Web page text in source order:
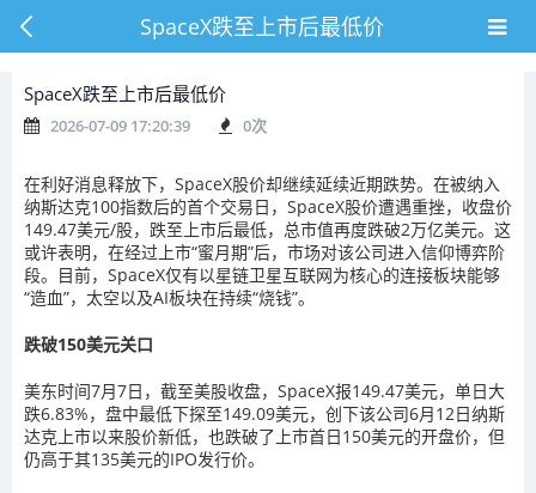
SpaceX跌至上市后最低价
SpaceX跌至上市后最低价
2026-07-09 17:20:39 0次
在利好消息释放下，SpaceX股价却继续延续近期跌势。在被纳入
纳斯达克100指数后的首个交易日，SpaceX股价遭遇重挫，收盘价
149.47美元/股，跌至上市后最低，总市值再度跌破2万亿美元。这
或许表明，在经过上市“蜜月期”后，市场对该公司进入信仰博弈阶
段。目前，SpaceX仅有以星链卫星互联网为核心的连接板块能够
“造血”，太空以及AI板块在持续“烧钱”。
跌破150美元关口
美东时间7月7日，截至美股收盘，SpaceX报149.47美元，单日大
跌6.83%，盘中最低下探至149.09美元，创下该公司6月12日纳斯
达克上市以来股价新低，也跌破了上市首日150美元的开盘价，但
仍高于其135美元的IPO发行价。